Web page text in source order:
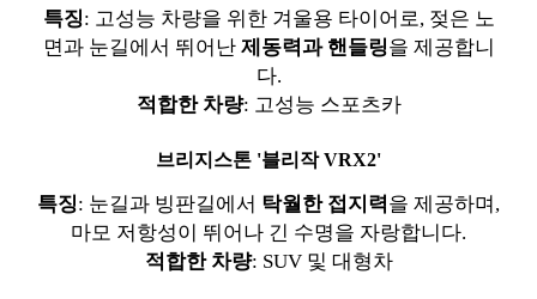
특징: 고성능 차량을 위한 겨울용 타이어로, 젖은 노
면과 눈길에서 뛰어난 제동력과 핸들링을 제공합니
다.
적합한 차량: 고성능 스포츠카
브리지스톤 '블리작 VRX2'
특징: 눈길과 빙판길에서 탁월한 접지력을 제공하며,
마모 저항성이 뛰어나 긴 수명을 자랑합니다.
적합한 차량: SUV 및 대형차